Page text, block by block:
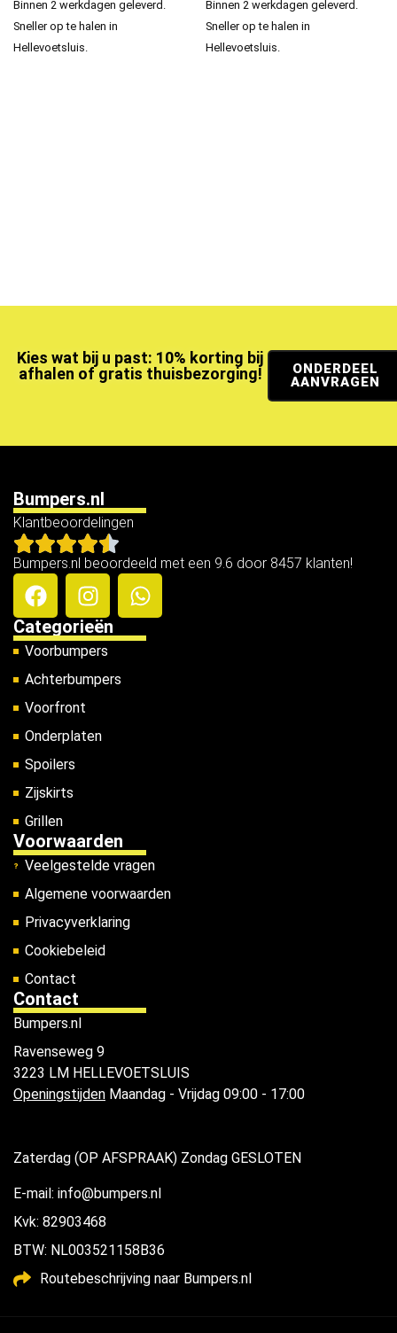
Binnen 2 werkdagen geleverd.
Sneller op te halen in
Hellevoetsluis.
Binnen 2 werkdagen geleverd.
Sneller op te halen in
Hellevoetsluis.
Kies wat bij u past: 10% korting bij
afhalen of gratis thuisbezorging!
ONDERDEEL
AANVRAGEN
Bumpers.nl
Klantbeoordelingen
Bumpers.nl beoordeeld met een 9.6 door 8457 klanten!
Categorieën
Voorbumpers
Achterbumpers
Voorfront
Onderplaten
Spoilers
Zijskirts
Grillen
Voorwaarden
Veelgestelde vragen
Algemene voorwaarden
Privacyverklaring
Cookiebeleid
Contact
Contact
Bumpers.nl
Ravenseweg 9
3223 LM HELLEVOETSLUIS
Openingstijden Maandag - Vrijdag 09:00 - 17:00
Zaterdag (OP AFSPRAAK) Zondag GESLOTEN
E-mail: info@bumpers.nl
Kvk: 82903468
BTW: NL003521158B36
Routebeschrijving naar Bumpers.nl